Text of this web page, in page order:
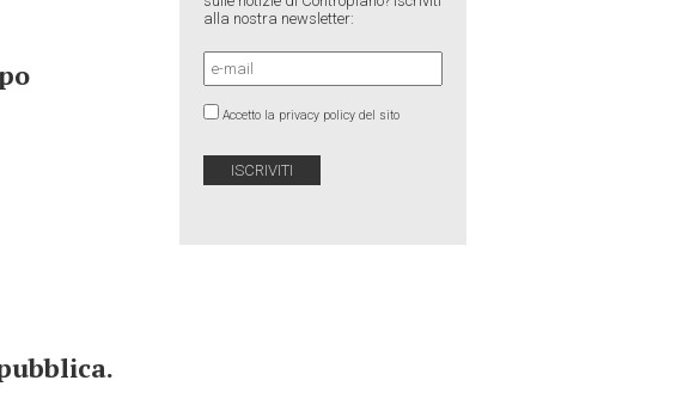
alla nostra newsletter:
Accetto la privacy policy del sito